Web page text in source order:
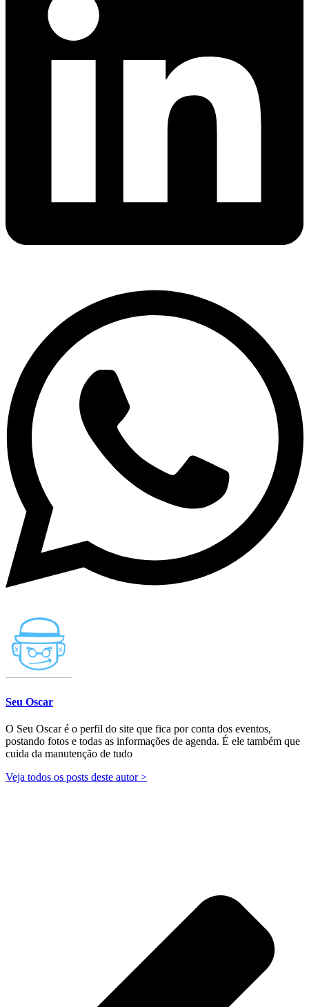
Seu Oscar
O Seu Oscar é o perfil do site que fica por conta dos eventos,
postando fotos e todas as informações de agenda. É ele também que
cuida da manutenção de tudo
Veja todos os posts deste autor >